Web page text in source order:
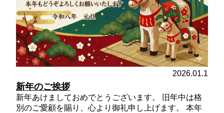
2026.01.1
新年のご挨拶
新年あけましておめでとうございます。 旧年中は格
別のご愛顧を賜り、心より御礼申し上げます。 本年